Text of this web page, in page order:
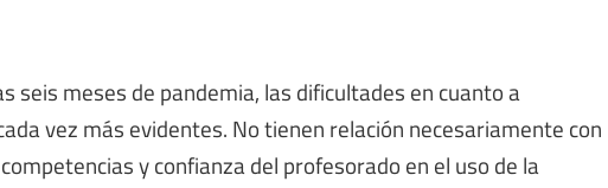
seis meses de pandemia, las dificultades en cuanto a
vez más evidentes. No tienen relación necesariamente con
y confianza del profesorado en el uso de la